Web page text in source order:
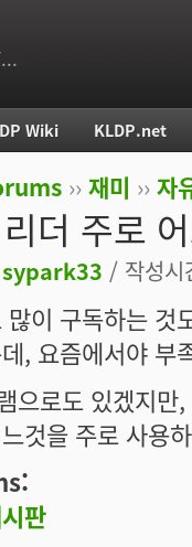
›› 재미 ›› 자
더 주로
sypark33 / 작성
많이 구독하는 것
, 요즘에서야 부
으로도 있겠지
것을 주로 사용
판
Wiki KLDP.net